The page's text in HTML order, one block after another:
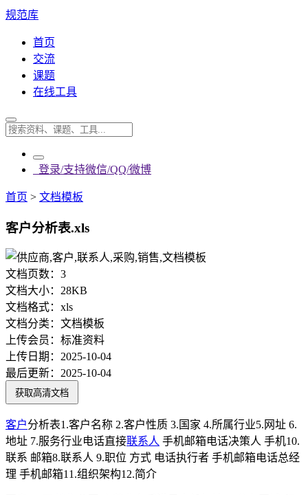
规范库
首页
交流
课题
在线工具
登录/支持微信/QQ/微博
首页 > 文档模板
客户分析表.xls
文档页数： 3
文档大小： 28KB
文档格式： xls
文档分类： 文档模板
上传会员： 标准资料
上传日期： 2025-10-04
最后更新： 2025-10-04
获取高清文档
客户分析表1.客户名称 2.客户性质 3.国家 4.所属行业5.网址 6.
地址 7.服务行业电话直接联系人 手机邮箱电话决策人 手机10.
联系 邮箱8.联系人 9.职位 方式 电话执行者 手机邮箱电话总经
理 手机邮箱11.组织架构12.简介